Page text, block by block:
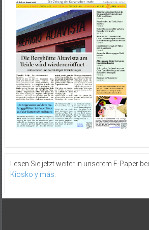
Lesen Sie jetzt weiter in unserem E-Paper bei
Kiosko y más.